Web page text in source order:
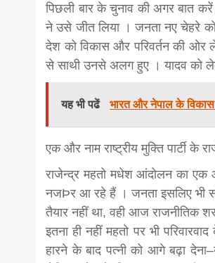
पिछली बार के चुनाव की अगर बात
ने उसे जीत लिया । जनता नए चेहरे
देश को विकास और परिवर्तन की ओर
से साथी उनसे अलग हुए । यादव को
यह भी पढें भारत और नेपाल के विकास
एक और नाम राष्ट्रीय मुक्ति पार्टी के
राजेन्द्र महतो मधेश आंदोलन का एक
नजÞर आ रहे हैं । जनता इसलिए भी
तैयार नहीं था, वही आज राजनीतिक
इतना ही नहीं महतो पर भी
हारने के बाद पत्नी को आगे बढ़ा